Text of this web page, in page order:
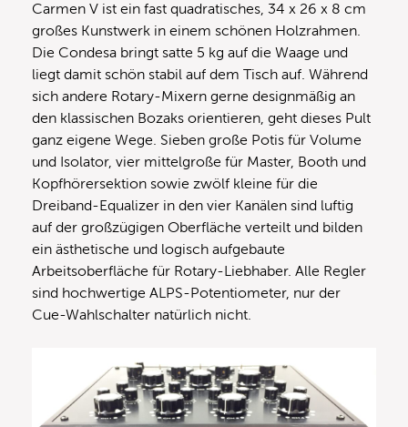
Carmen V ist ein fast quadratisches, 34 x 26 x 8 cm
großes Kunstwerk in einem schönen Holzrahmen.
Die Condesa bringt satte 5 kg auf die Waage und
liegt damit schön stabil auf dem Tisch auf. Während
sich andere Rotary-Mixern gerne designmäßig an
den klassischen Bozaks orientieren, geht dieses Pult
ganz eigene Wege. Sieben große Potis für Volume
und Isolator, vier mittelgroße für Master, Booth und
Kopfhörersektion sowie zwölf kleine für die
Dreiband-Equalizer in den vier Kanälen sind luftig
auf der großzügigen Oberfläche verteilt und bilden
ein ästhetische und logisch aufgebaute
Arbeitsoberfläche für Rotary-Liebhaber. Alle Regler
sind hochwertige ALPS-Potentiometer, nur der
Cue-Wahlschalter natürlich nicht.